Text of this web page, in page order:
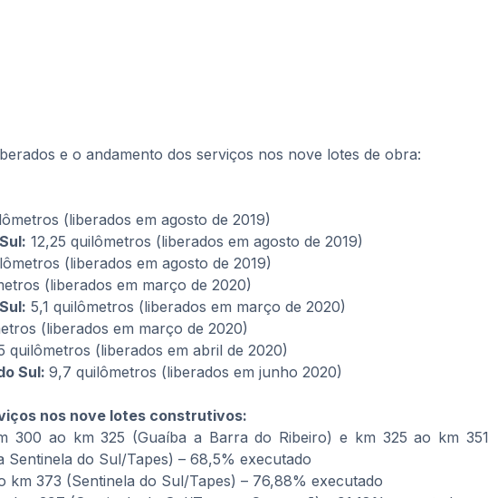
e o andamento dos serviços nos nove lotes de obra:
(liberados em agosto de 2019)
12,25 quilômetros (liberados em agosto de 2019)
(liberados em agosto de 2019)
(liberados em março de 2020)
5,1 quilômetros (liberados em março de 2020)
(liberados em março de 2020)
quilômetros (liberados em abril de 2020)
Sul: 9,7 quilômetros (liberados em junho 2020)
nos nove lotes construtivos:
300 ao km 325 (Guaíba a Barra do Ribeiro) e km 325 ao km 351
Sentinela do Sul/Tapes) – 68,5% executado
km 373 (Sentinela do Sul/Tapes) – 76,88% executado